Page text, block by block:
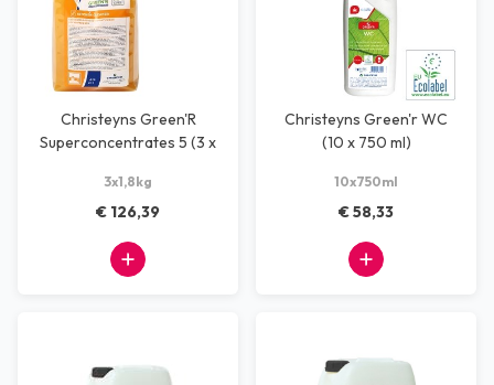
Christeyns Green'R
Superconcentrates 5 (3 x
3x1,8kg
€ 126,39
Christeyns Green'r WC
(10 x 750 ml)
10x750ml
€ 58,33